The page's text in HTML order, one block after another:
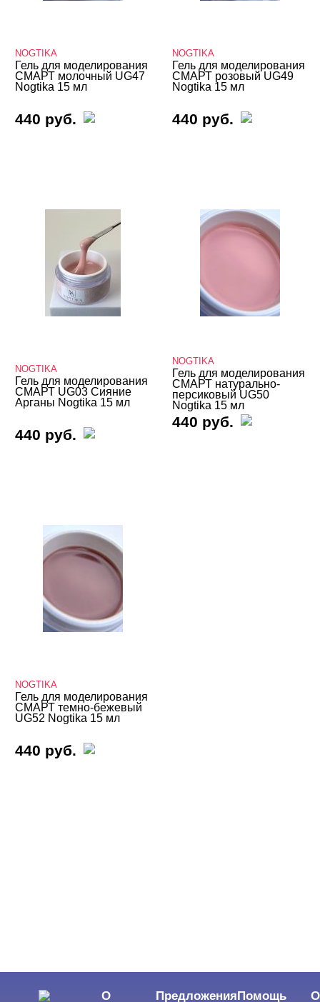
NOGTIKA
Гель для моделирования
СМАРТ молочный UG47
Nogtika 15 мл
440 руб.
NOGTIKA
Гель для моделирования
СМАРТ розовый UG49
Nogtika 15 мл
440 руб.
NOGTIKA
Гель для моделирования
СМАРТ UG03 Сияние
Арганы Nogtika 15 мл
440 руб.
NOGTIKA
Гель для моделирования
СМАРТ натурально-
персиковый UG50
Nogtika 15 мл
440 руб.
NOGTIKA
Гель для моделирования
СМАРТ темно-бежевый
UG52 Nogtika 15 мл
440 руб.
О
ПредложенияПомощь